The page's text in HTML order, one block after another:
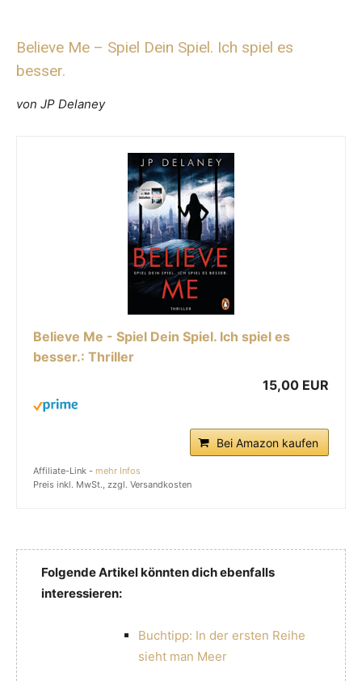
Believe Me – Spiel Dein Spiel. Ich spiel es
besser.
von JP Delaney
Believe Me - Spiel Dein Spiel. Ich spiel es
besser.: Thriller
15,00 EUR
Bei Amazon kaufen
Affiliate-Link - mehr Infos
Preis inkl. MwSt., zzgl. Versandkosten
Folgende Artikel könnten dich ebenfalls
interessieren:
Buchtipp: In der ersten Reihe
sieht man Meer